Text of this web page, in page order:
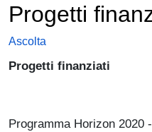
Progetti
Ascolta
Progetti finanziati
Programma Horizon 2020